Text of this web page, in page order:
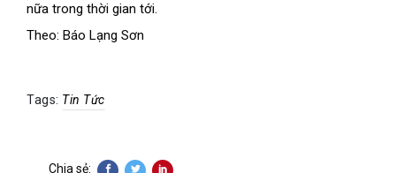
nữa trong thời gian tới.
Theo: Báo Lạng Sơn
Tags: Tin Tức
Chia sẻ: